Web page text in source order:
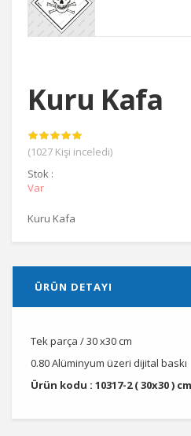
Kuru Kafa
(1027 Kişi inceledi)
Stok :
Var
Kuru Kafa
ÜRÜN DETAYI
Tek parça / 30 x30 cm
0.80 Alüminyum üzeri dijital baskı
Ürün kodu : 10317-2 ( 30x30 ) cm